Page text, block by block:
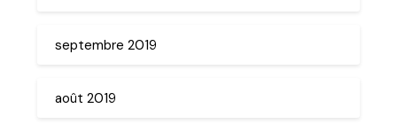
septembre 2019
août 2019